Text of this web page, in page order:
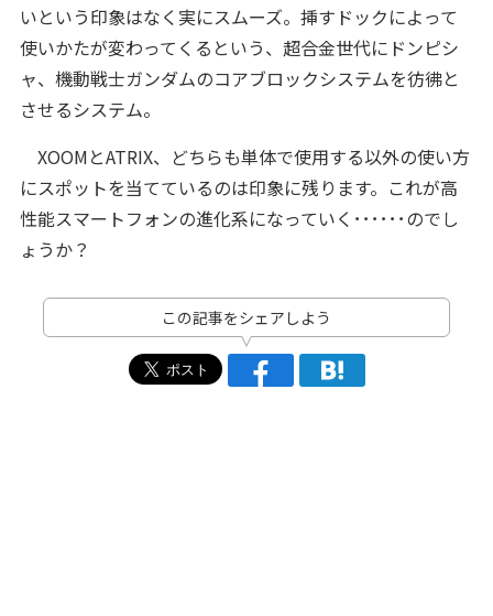
いという印象はなく実にスムーズ。挿すドックによって
使いかたが変わってくるという、超合金世代にドンピシ
ャ、機動戦士ガンダムのコアブロックシステムを彷彿と
させるシステム。
XOOMとATRIX、どちらも単体で使用する以外の使い方
にスポットを当てているのは印象に残ります。これが高
性能スマートフォンの進化系になっていく･･････のでし
ょうか？
この記事をシェアしよう